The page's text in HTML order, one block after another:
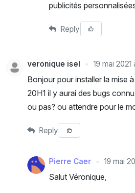
publicités
Reply
veronique isel 19 mai 2021
Bonjour pour installer la mise
20H1 il y aurai des bugs
ou pas? ou attendre pour le
Reply
Pierre Caer 19 mai
Salut Véronique,